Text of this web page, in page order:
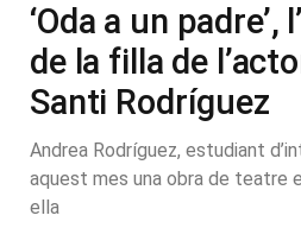
‘Oda a un padre’,
de la filla de
Santi Rodríguez
Andrea Rodríguez, estudiant
aquest mes una obra de teatre
ella